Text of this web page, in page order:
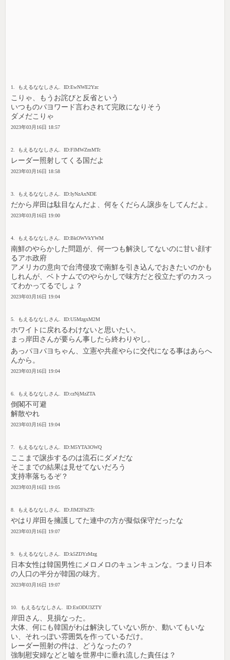
1. もえるななしさん. ID:EwNWE2Yzc
こりゃ、もうお詫びと反省という
いつものパヨワード言わされて完敗になりそう
ダメだこりゃ
2023年03月16日 18:57
2. もえるななしさん. ID:FlMWZmMTc
レーダー照射してくる国だよ
2023年03月16日 18:58
3. もえるななしさん. ID:IyNzAxNDE
だから岸田は駄目なんだよ、何をくだらん譲歩をしてんだよ。
2023年03月16日 19:00
4. もえるななしさん. ID:BkOWVkYWM
南鮮のやらかした問題が、何一つも解決してないのに甘い顔す
るアホ政府
アメリカの意向で台湾侵攻で南鮮を引き込んでおきたいのかも
しれんが、ベトナムでのやらかしで味方だと役立たずのカスっ
てわかってるでしょ？
2023年03月16日 19:04
5. もえるななしさん. ID:U5MzgxM2M
ホワイトに戻れるわけないと思いたい。
まっ岸田さんが要らん事したら終わりやし。
あっパヨパヨちゃん、立憲や共産やらに交代になる事はあらへ
んから。
2023年03月16日 19:04
6. もえるななしさん. ID:czNjMzZTA
倒閣不可避
解散やれ
2023年03月16日 19:04
7. もえるななしさん. ID:M5YTA3OWQ
ここまで譲歩するのは流石にダメだな
そこまでの結果は見せてないだろう
支持率落ちるぞ？
2023年03月16日 19:05
8. もえるななしさん. ID:JlM2FhZTc
やはり岸田を擁護してた連中の方が擬似保守だったな
2023年03月16日 19:07
9. もえるななしさん. ID:k5ZDYzMzg
日本女性は韓国男性にメロメロのキュンキュンな。つまり日本
の人口の半分が韓国の味方。
2023年03月16日 19:07
10. もえるななしさん. ID:ExODU3ZTY
岸田さん、見損なった。
大体、何にも韓国がわは解決していない所か、動いてもいな
い、それっぽい雰囲気を作っているだけ。
レーダー照射の件は、どうなったの？
強制慰安婦などと嘘を世界中に垂れ流した責任は？